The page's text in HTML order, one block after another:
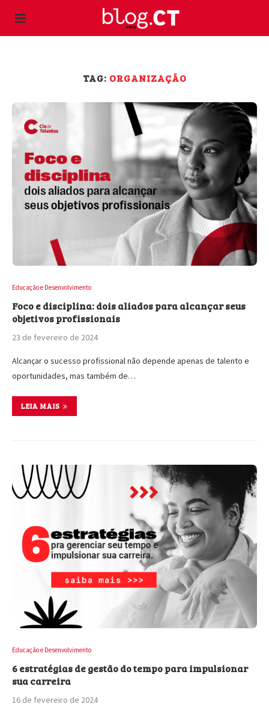
TAG: ORGANIZAÇÃO
Educação e Desenvolvimento
Foco e disciplina: dois aliados para alcançar seus
objetivos profissionais
23 de fevereiro de 2024
Alcançar o sucesso profissional não depende apenas de talento e
oportunidades, mas também de…
LEIA MAIS
Educação e Desenvolvimento
6 estratégias de gestão do tempo para impulsionar
sua carreira
16 de fevereiro de 2024